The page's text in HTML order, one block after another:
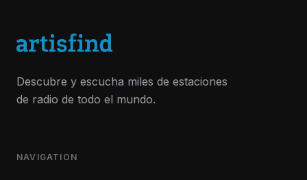
Descubre y escucha miles de estaciones
de radio de todo el mundo.
NAVIGATION